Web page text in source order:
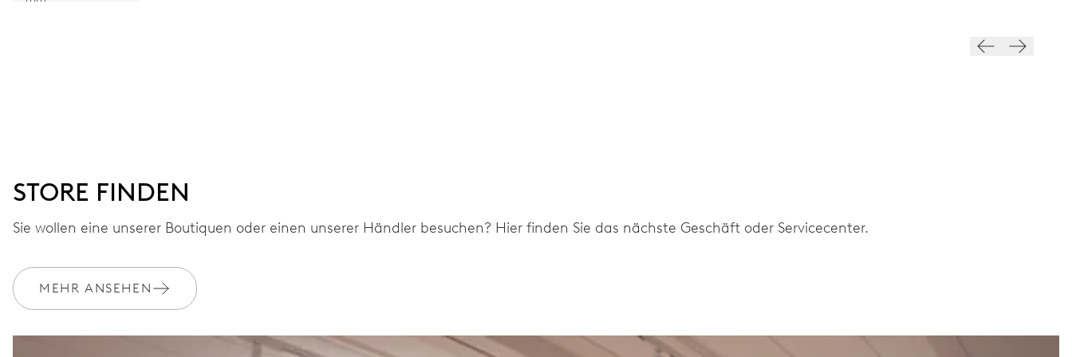
STORE FINDEN
Sie wollen eine unserer Boutiquen oder einen unserer Händler besuchen? Hier finden Sie das nächste Geschäft oder Servicecenter.
MEHR ANSEHEN